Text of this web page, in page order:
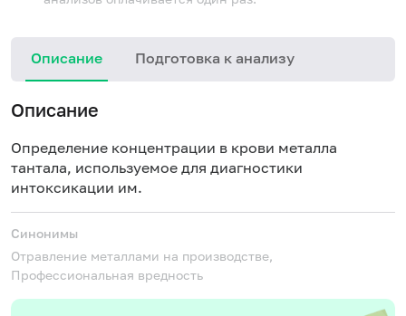
Описание Подготовка к анализу
Описание
Определение концентрации в крови металла
тантала, используемое для диагностики
интоксикации им.
Синонимы
Отравление металлами на производстве,
Профессиональная вредность